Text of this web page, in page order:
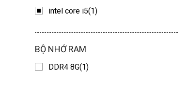
intel core i5(1)
BỘ NHỚ RAM
DDR4 8G(1)